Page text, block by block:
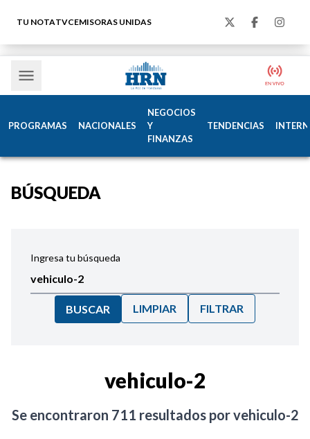
TU NOTATVCEMISORAS UNIDAS
PROGRAMAS NACIONALES
NEGOCIOS
Y
FINANZAS
TENDENCIAS
BÚSQUEDA
Ingresa tu búsqueda
BUSCAR LIMPIAR FILTRAR
vehiculo-2
Se encontraron 711 resultados porvehiculo-2